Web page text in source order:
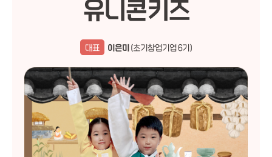
유니콘키즈
대표 이은미(초기창업기업 6기)